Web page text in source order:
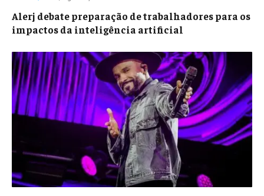
Alerj debate preparação de trabalhadores para os
impactos da inteligência artificial